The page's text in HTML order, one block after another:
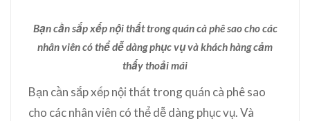
Bạn cần sắp xếp nội thất trong quán cà phê sao cho các
nhân viên có thể dễ dàng phục vụ và khách hàng cảm
thấy thoải mái
Bạn cần sắp xếp nội thất trong quán cà phê sao
cho các nhân viên có thể dễ dàng phục vụ. Và